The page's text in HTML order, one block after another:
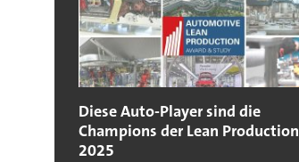
Diese Auto-Player sind die
Champions der Lean Production
2025